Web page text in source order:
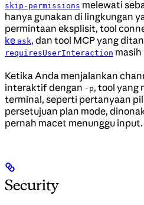
skip-permissions melewati
hanya gunakan di lingkungan
permintaan eksplisit, tool
ke ask, dan tool MCP yang
requiresUserInteraction
Ketika Anda menjalankan
interaktif dengan -p, tool yang
terminal, seperti pertanyaan
persetujuan plan mode,
pernah macet menunggu input.
Security